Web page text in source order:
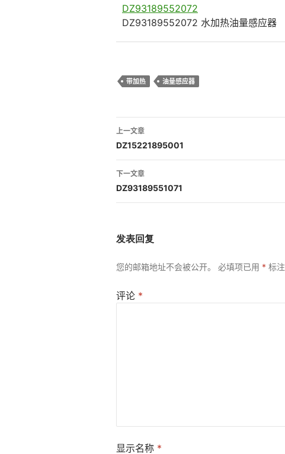
DZ93189552072
DZ93189552072 水加热油量感应器
带加热 油量感应器
文
章
导
航
上一文章
DZ15221895001
下一文章
DZ93189551071
发表回复
您的邮箱地址不会被公开。 必填项已用 * 标注
评论 *
显示名称 *